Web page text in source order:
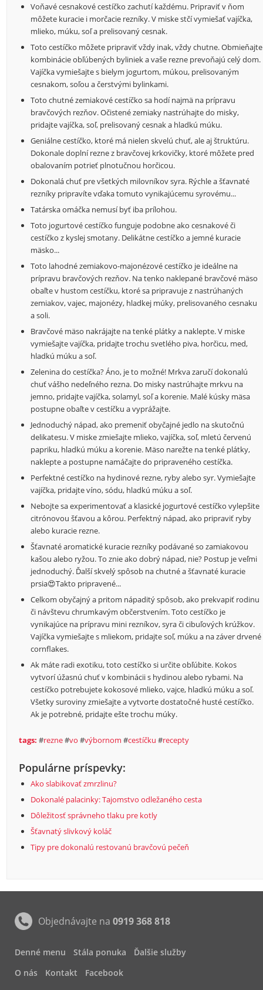
Voňavé cesnakové cestíčko zachutí každému. Pripraviť v ňom
môžete kuracie i morčacie rezníky. V miske stčí vymiešať vajíčka,
mlieko, múku, soľ a prelisovaný cesnak.
Toto cestíčko môžete pripraviť vždy inak, vždy chutne. Obmieňajte
kombinácie obľúbených byliniek a vaše rezne prevoňajú celý dom.
Vajíčka vymiešajte s bielym jogurtom, múkou, prelisovaným
cesnakom, soľou a čerstvými bylinkami.
Toto chutné zemiakové cestíčko sa hodí najmä na prípravu
bravčových rezňov. Očistené zemiaky nastrúhajte do misky,
pridajte vajíčka, soľ, prelisovaný cesnak a hladkú múku.
Geniálne cestíčko, ktoré má nielen skvelú chuť, ale aj štruktúru.
Dokonale doplní rezne z bravčovej krkovičky, ktoré môžete pred
obalovaním potrieť plnotučnou horčicou.
Dokonalá chuť pre všetkých milovníkov syra. Rýchle a šťavnaté
rezníky pripravíte vďaka tomuto vynikajúcemu syrovému...
Tatárska omáčka nemusí byť iba prílohou.
Toto jogurtové cestíčko funguje podobne ako cesnakové či
cestíčko z kyslej smotany. Delikátne cestíčko a jemné kuracie
mäsko...
Toto lahodné zemiakovo-majonézové cestíčko je ideálne na
prípravu bravčových rezňov. Na tenko naklepané bravčové mäso
obaľte v hustom cestíčku, ktoré sa pripravuje z nastrúhaných
zemiakov, vajec, majonézy, hladkej múky, prelisovaného cesnaku
a soli.
Bravčové mäso nakrájajte na tenké plátky a naklepte. V miske
vymiešajte vajíčka, pridajte trochu svetlého piva, horčicu, med,
hladkú múku a soľ.
Zelenina do cestíčka? Áno, je to možné! Mrkva zaručí dokonalú
chuť vášho nedeľného rezna. Do misky nastrúhajte mrkvu na
jemno, pridajte vajíčka, solamyl, soľ a korenie. Malé kúsky mäsa
postupne obaľte v cestíčku a vyprážajte.
Jednoduchý nápad, ako premeniť obyčajné jedlo na skutočnú
delikatesu. V miske zmiešajte mlieko, vajíčka, soľ, mletú červenú
papriku, hladkú múku a korenie. Mäso narežte na tenké plátky,
naklepte a postupne namáčajte do pripraveného cestíčka.
Perfektné cestíčko na hydinové rezne, ryby alebo syr. Vymiešajte
vajíčka, pridajte víno, sódu, hladkú múku a soľ.
Nebojte sa experimentovať a klasické jogurtové cestíčko vylepšite
citrónovou šťavou a kôrou. Perfektný nápad, ako pripraviť ryby
alebo kuracie rezne.
Šťavnaté aromatické kuracie rezníky podávané so zamiakovou
kašou alebo ryžou. To znie ako dobrý nápad, nie? Postup je veľmi
jednoduchý. Ďalší skvelý spôsob na chutné a šťavnaté kuracie
prsia😍Takto pripravené...
Celkom obyčajný a pritom nápaditý spôsob, ako prekvapiť rodinu
či návštevu chrumkavým občerstvením. Toto cestíčko je
vynikajúce na prípravu mini rezníkov, syra či cibuľových krúžkov.
Vajíčka vymiešajte s mliekom, pridajte soľ, múku a na záver drvené
cornflakes.
Ak máte radi exotiku, toto cestíčko si určite obľúbite. Kokos
vytvorí úžasnú chuť v kombinácii s hydinou alebo rybami. Na
cestíčko potrebujete kokosové mlieko, vajce, hladkú múku a soľ.
Všetky suroviny zmiešajte a vytvorte dostatočné husté cestíčko.
Ak je potrebné, pridajte ešte trochu múky.
tags: #rezne#vo #výbornom #cestíčku #recepty
Populárne príspevky:
Ako slabikovať zmrzlinu?
Dokonalé palacinky: Tajomstvo odležaného cesta
Dôležitosť správneho tlaku pre kotly
Šťavnatý slivkový koláč
Tipy pre dokonalú restovanú bravčovú pečeň
Objednávajte na 0919 368 818
Denné menu Stála ponuka
Ďalšie služby
O nás
Kontakt Facebook